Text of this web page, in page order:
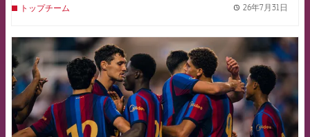
トップチーム 26年7月31日
FCB Barcelona badge